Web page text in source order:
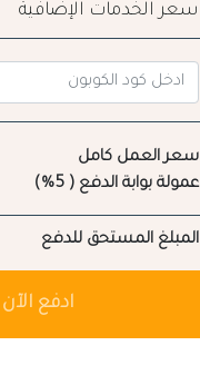
سعر الخدمات الإضافية
سعر العمل كامل
عمولة بوابة الدفع ( 5%)
المبلغ المستحق للدفع
ادفع الآن